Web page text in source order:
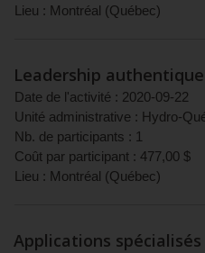
Lieu : Montréal (Québec)
Leadership authentique
Date de l'activité : 2020-09-22
Unité administrative : Hydro-
Nb. de participants : 1
Coût par participant : 477,00 $
Lieu : Montréal (Québec)
Applications spécialisés